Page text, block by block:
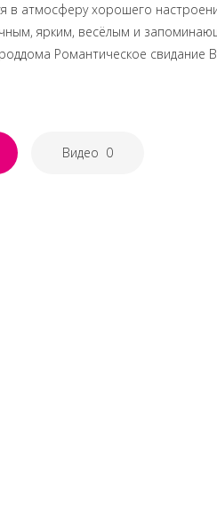
в атмосферу хорошего
ярким, весёлым и
Романтическое
Видео 0